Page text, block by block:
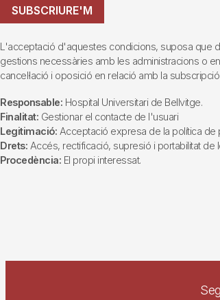
SUBSCRIURE'M
L'acceptació d'aquestes condicions, suposa que
gestions necessàries amb les administracions o
cancel·lació i oposició en relació amb la
Responsable: Hospital Universitari de Bellvitge.
Finalitat: Gestionar el contacte de l'usuari
Legitimació: Acceptació expresa de la política de
Drets: Accés, rectificació, supresió i portabilitat
Procedència: El propi interessat.